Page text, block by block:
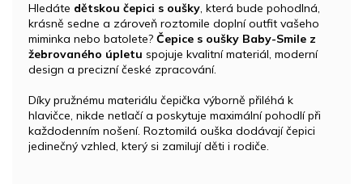
Hledáte dětskou čepici s oušky, která bude pohodlná,
krásně sedne a zároveň roztomile doplní outfit vašeho
miminka nebo batolete? Čepice s oušky Baby-Smile z
žebrovaného úpletu spojuje kvalitní materiál, moderní
design a precizní české zpracování.
Díky pružnému materiálu čepička výborně přiléhá k
hlavičce, nikde netlačí a poskytuje maximální pohodlí při
každodenním nošení. Roztomilá ouška dodávají čepici
jedinečný vzhled, který si zamilují děti i rodiče.